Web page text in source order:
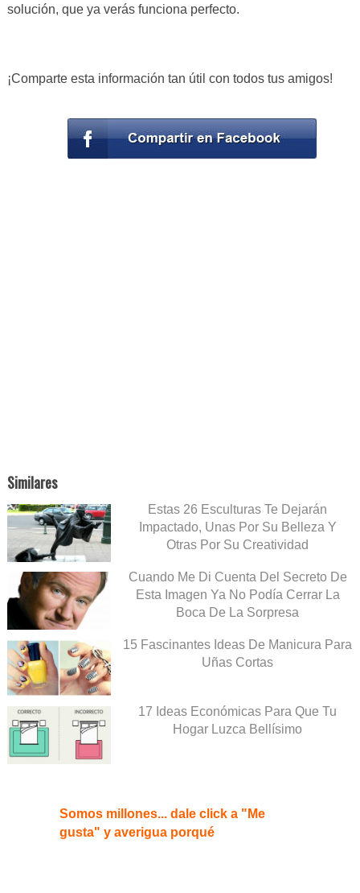
solución, que ya verás funciona perfecto.
¡Comparte esta información tan útil con todos tus amigos!
Similares
Estas 26 Esculturas Te Dejarán
Impactado, Unas Por Su Belleza Y
Otras Por Su Creatividad
Cuando Me Di Cuenta Del Secreto De
Esta Imagen Ya No Podía Cerrar La
Boca De La Sorpresa
15 Fascinantes Ideas De Manicura Para
Uñas Cortas
17 Ideas Económicas Para Que Tu
Hogar Luzca Bellísimo
Somos millones... dale click a "Me
gusta" y averigua porqué